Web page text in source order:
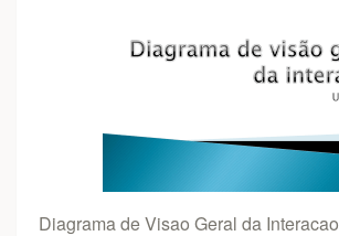
Diagrama de Visao Geral da Interacao